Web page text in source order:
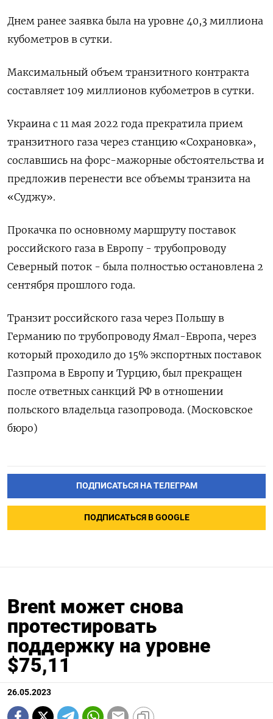
Днем ранее заявка была на уровне 40,3 миллиона
кубометров в сутки.
Максимальный объем транзитного контракта
составляет 109 миллионов кубометров в сутки.
Украина с 11 мая 2022 года прекратила прием
транзитного газа через станцию «Сохрановка»,
сославшись на форс-мажорные обстоятельства и
предложив перенести все объемы транзита на
«Суджу».
Прокачка по основному маршруту поставок
российского газа в Европу - трубопроводу
Северный поток - была полностью остановлена 2
сентября прошлого года.
Транзит российского газа через Польшу в
Германию по трубопроводу Ямал-Европа, через
который проходило до 15% экспортных поставок
Газпрома в Европу и Турцию, был прекращен
после ответных санкций РФ в отношении
польского владельца газопровода. (Московское
бюро)
ПОДПИСАТЬСЯ НА ТЕЛЕГРАМ
ПОДПИСАТЬСЯ В GOOGLE
Brent может снова
протестировать
поддержку на уровне
$75,11
26.05.2023